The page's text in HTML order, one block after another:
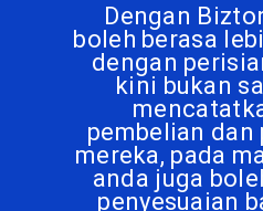
Dengan
boleh berasa
dengan
kini bukan
pembelian dan
mereka, pada
anda juga
penyesuaian